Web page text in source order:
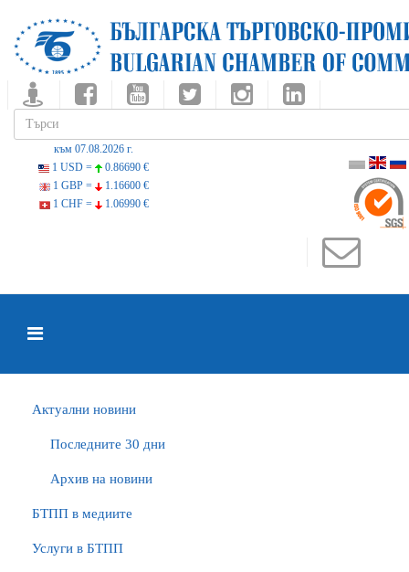
към 07.08.2026 г.
1 USD =
0.86690 €
1 GBP =
1.16600 €
1 CHF =
1.06990 €
Актуални новини
Последните 30 дни
Архив на новини
БTПП в медиите
Услуги в БТПП